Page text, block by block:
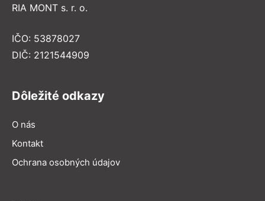
RIA MONT s. r. o.
IČO: 53878027
DIČ: 2121544909
Dôležité odkazy
O nás
Kontakt
Ochrana osobných údajov